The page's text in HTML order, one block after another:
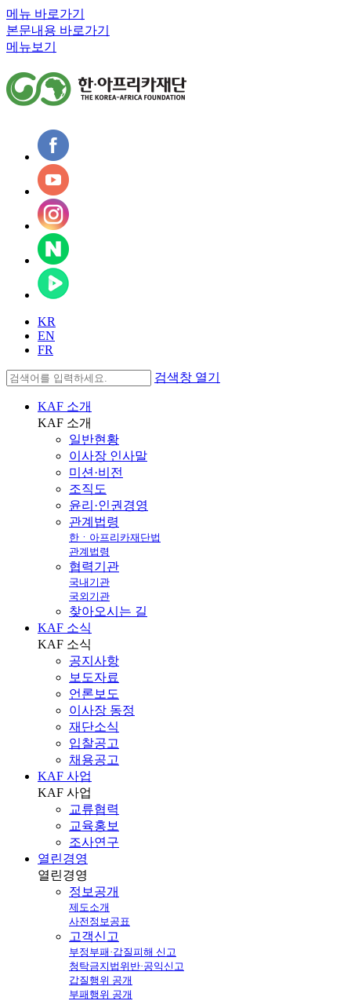
메뉴 바로가기
본문내용 바로가기
메뉴보기
KR
EN
FR
검색창 열기
KAF 소개
KAF 소개
일반현황
이사장 인사말
미션·비전
조직도
윤리·인권경영
관계법령
한ㆍ아프리카재단법
관계법령
협력기관
국내기관
국외기관
찾아오시는 길
KAF 소식
KAF 소식
공지사항
보도자료
언론보도
이사장 동정
재단소식
입찰공고
채용공고
KAF 사업
KAF 사업
교류협력
교육홍보
조사연구
열린경영
열린경영
정보공개
제도소개
사전정보공표
고객신고
부정부패·갑질피해 신고
청탁금지법위반·공익신고
갑질행위 공개
부패행위 공개